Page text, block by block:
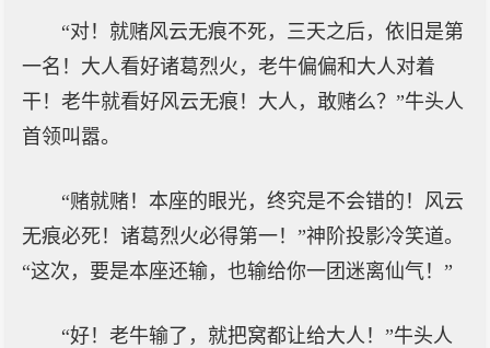
“对！就赌风云无痕不死，三天之后，依旧是第
一名！大人看好诸葛烈火，老牛偏偏和大人对着
干！老牛就看好风云无痕！大人，敢赌么？”牛头人
首领叫嚣。
“赌就赌！本座的眼光，终究是不会错的！风云
无痕必死！诸葛烈火必得第一！”神阶投影冷笑道。
“这次，要是本座还输，也输给你一团迷离仙气！”
“好！老牛输了，就把窝都让给大人！”牛头人